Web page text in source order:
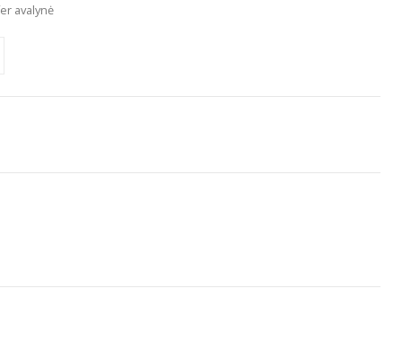
avalynė